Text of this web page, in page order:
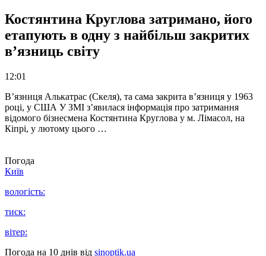
Костянтина Круглова затримано, його
етапують в одну з найбільш закритих
в’язниць світу
12:01
В’язниця Алькатрас (Скеля), та сама закрита в’язниця у 1963
році, у США У ЗМІ з’явилася інформація про затримання
відомого бізнесмена Костянтина Круглова у м. Лімасол, на
Кіпрі, у лютому цього …
Погода
Київ
вологість:
тиск:
вітер:
Погода на 10 днів від sinoptik.ua